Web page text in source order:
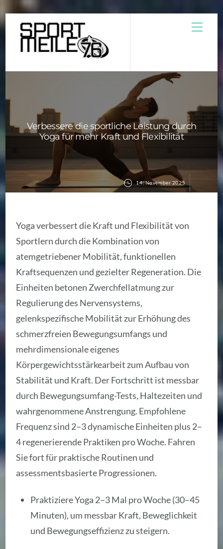
Skip
content
14. November 2025
Verbessere die sportliche Leistung durch
Yoga für mehr Kraft und Flexibilität
Yoga verbessert die Kraft und Flexibilität von
Sportlern durch die Kombination von
atemgetriebener Mobilität, funktionellen
Kraftsequenzen und gezielter Regeneration. Die
Einheiten betonen Zwerchfellatmung zur
Regulierung des Nervensystems,
gelenkspezifische Mobilität zur Erhöhung des
schmerzfreien Bewegungsumfangs und
mehrdimensionale eigenes
Körpergewichtsstärkearbeit zum Aufbau von
Stabilität und Kraft. Der Fortschritt ist messbar
durch Bewegungsumfang-Tests, Haltezeiten und
wahrgenommene Anstrengung. Empfohlene
Frequenz sind 2–3 dynamische Einheiten plus 2–
4 regenerierende Praktiken pro Woche. Fahren
Sie fort für praktische Routinen und
assessmentsbasierte Progressionen.
Praktiziere Yoga 2–3 Mal pro Woche (30–45
Minuten), um messbar Kraft, Beweglichkeit
und Bewegungseffizienz zu steigern.